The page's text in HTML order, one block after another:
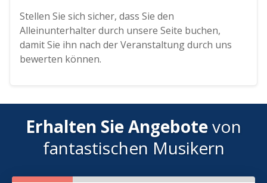
Stellen Sie sich sicher, dass Sie den
Alleinunterhalter durch unsere Seite buchen,
damit Sie ihn nach der Veranstaltung durch uns
bewerten können.
Erhalten Sie Angebotevon
fantastischen Musikern